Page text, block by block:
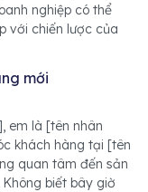
nghiệp có thể
với chiến lược của
mới
em là [tên nhân
khách hàng tại [tên
quan tâm đến sản
biết bây giờ